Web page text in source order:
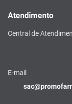
Atendimento
Central de
E-mail